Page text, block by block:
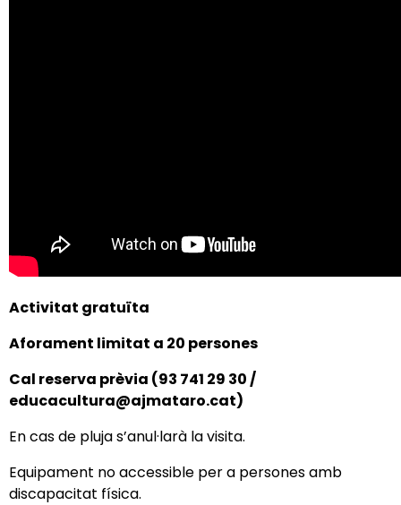
Activitat gratuïta
Aforament limitat a 20 persones
Cal reserva prèvia (93 741 29 30 /
educacultura@ajmataro.cat)
En cas de pluja s’anul·larà la visita.
Equipament no accessible per a persones amb
discapacitat física.